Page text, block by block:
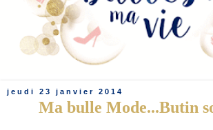
jeudi 23 janvier 2014
Ma bulle Mode...Butin